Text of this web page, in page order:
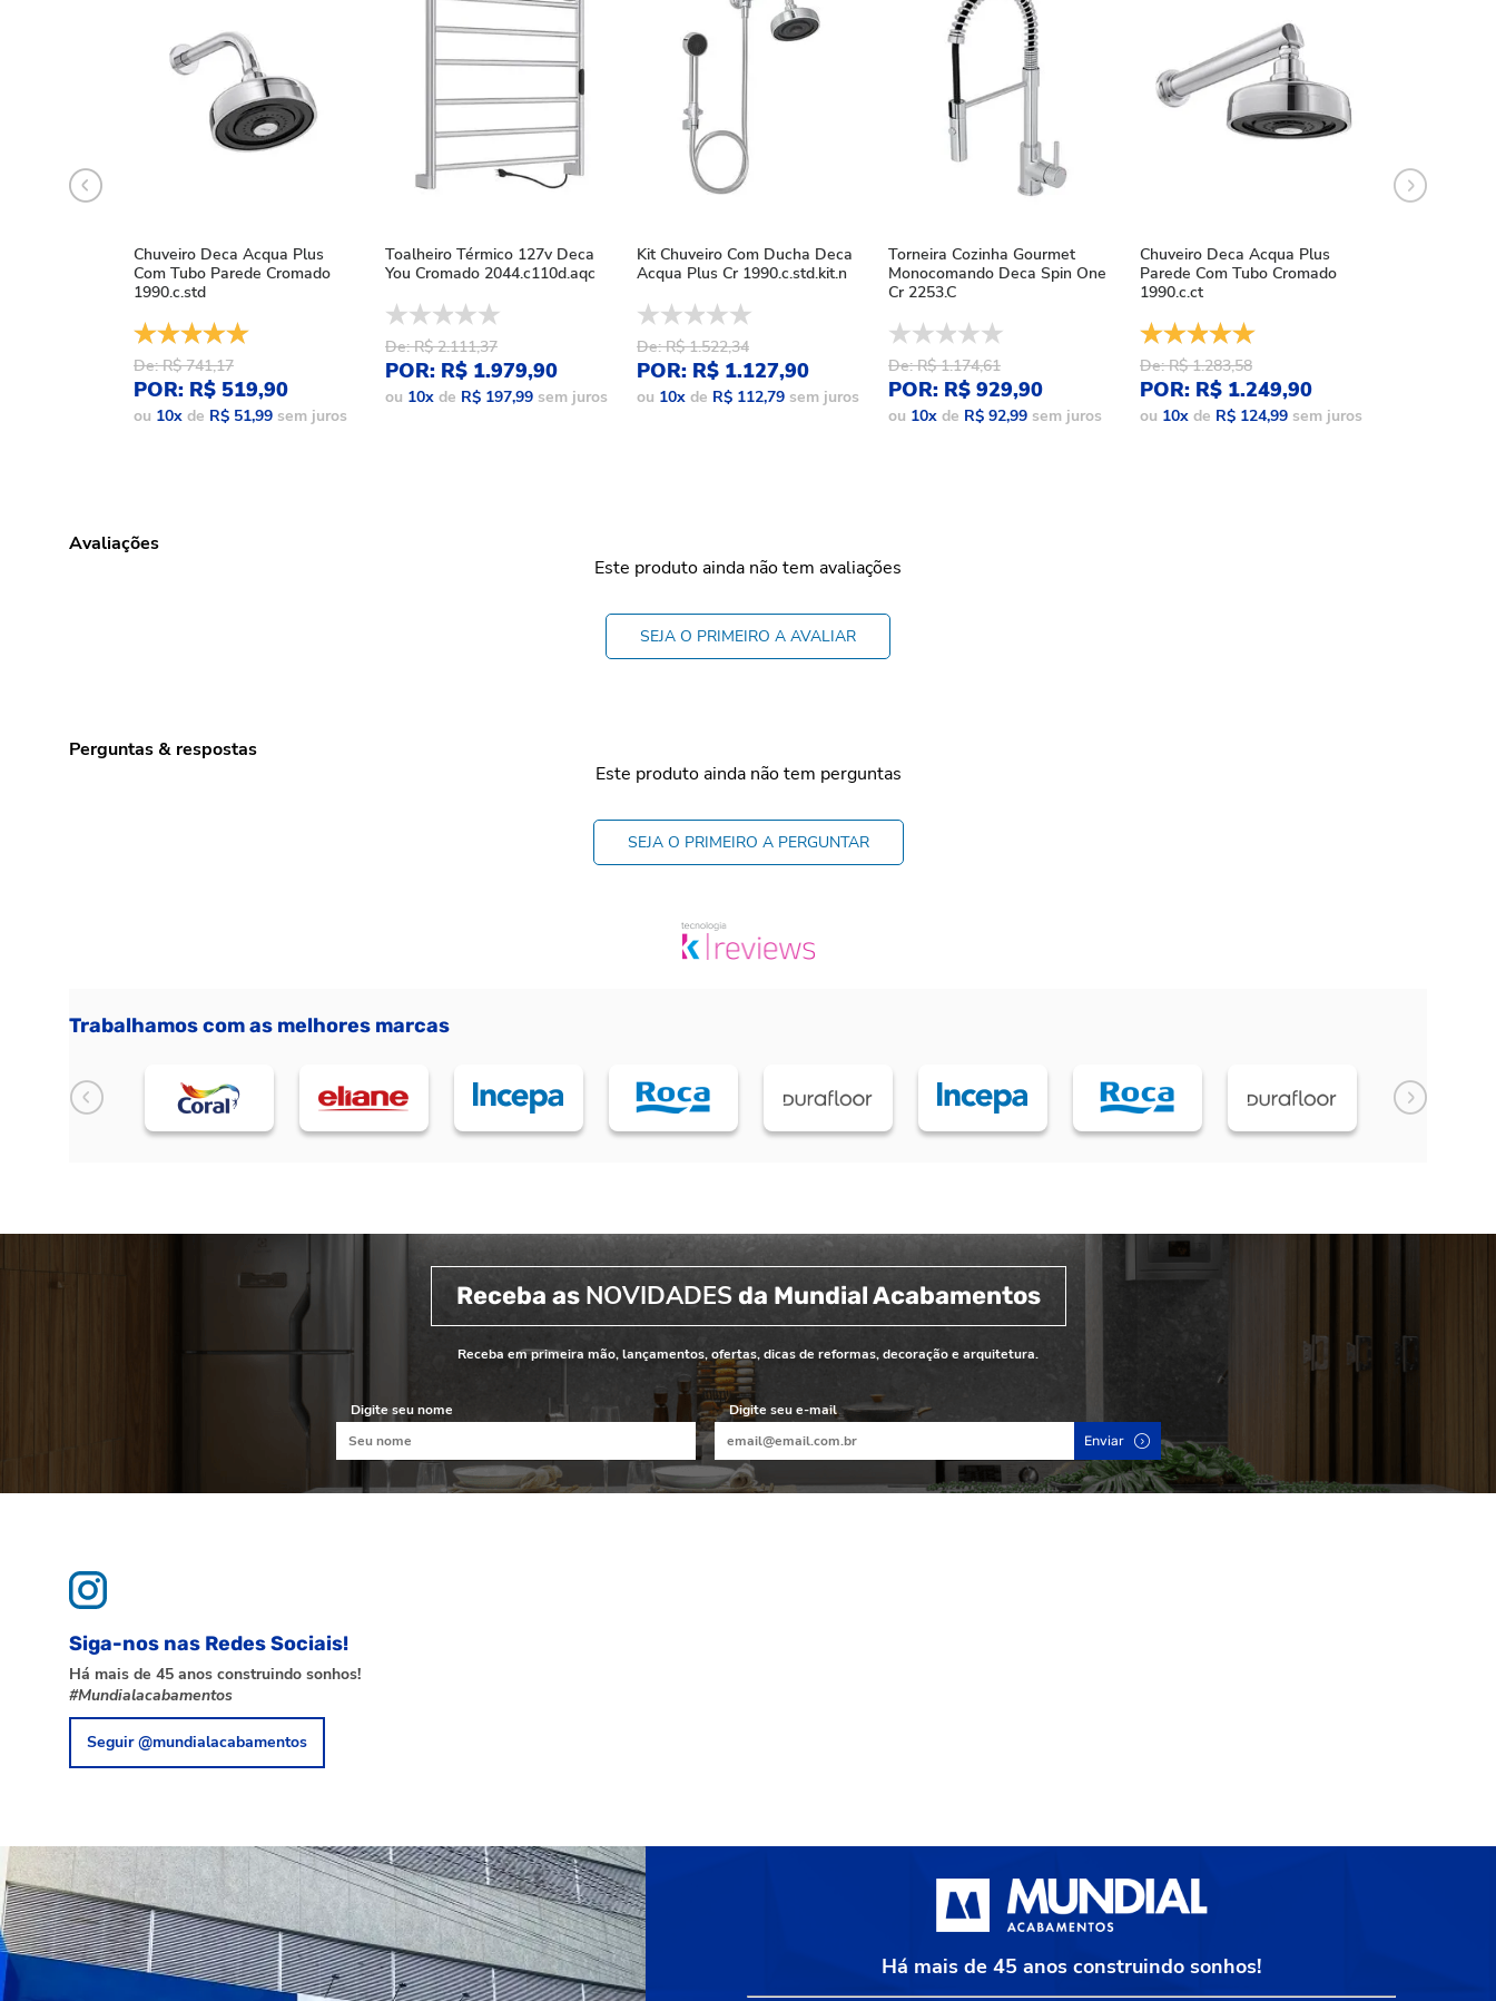
Chuveiro Deca Acqua Plus
Com Tubo Parede Cromado
1990.c.std
De: R$ 741,17
POR: R$ 519,90
ou 10x de R$ 51,99 sem juros
Toalheiro Térmico 127v Deca
You Cromado 2044.c110d.aqc
De: R$ 2.111,37
POR: R$ 1.979,90
ou 10x de R$ 197,99 sem juros
Kit Chuveiro Com Ducha Deca
Acqua Plus Cr 1990.c.std.kit.n
De: R$ 1.522,34
POR: R$ 1.127,90
ou 10x de R$ 112,79 sem juros
Torneira Cozinha Gourmet
Monocomando Deca Spin One
Cr 2253.C
De: R$ 1.174,61
POR: R$ 929,90
ou 10x de R$ 92,99 sem juros
Chuveiro Deca Acqua Plus
Parede Com Tubo Cromado
1990.c.ct
De: R$ 1.283,58
POR: R$ 1.249,90
ou 10x de R$ 124,99 sem juros
Avaliações
Este produto ainda não tem avaliações
SEJA O PRIMEIRO A AVALIAR
Perguntas & respostas
Este produto ainda não tem perguntas
SEJA O PRIMEIRO A PERGUNTAR
Trabalhamos com as melhores marcas
Receba asNOVIDADES da Mundial Acabamentos
Receba em primeira mão, lançamentos, ofertas, dicas de reformas, decoração e arquitetura.
Digite seu nome Digite seu e-mail
Enviar
Siga-nos nas Redes Sociais!
Há mais de 45 anos construindo sonhos!
#Mundialacabamentos
Seguir @mundialacabamentos
Há mais de 45 anos construindo sonhos!